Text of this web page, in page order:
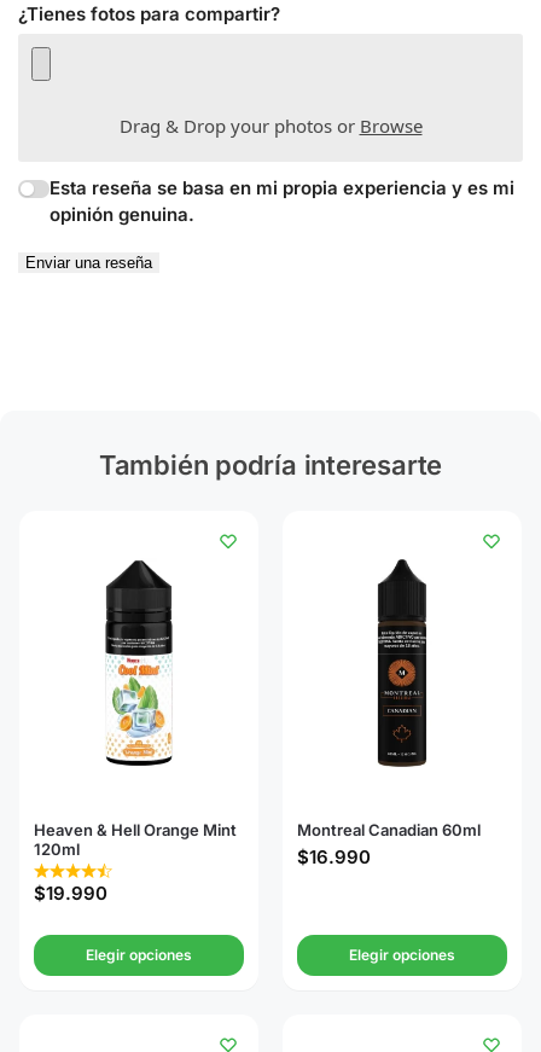
¿Tienes fotos para compartir?
Drag & Drop your photos or Browse
Esta reseña se basa en mi propia experiencia y es mi
opinión genuina.
Enviar una reseña
También podría interesarte
Heaven & Hell Orange Mint
120ml
$19.990
Elegir opciones
Montreal Canadian 60ml
$16.990
Elegir opciones